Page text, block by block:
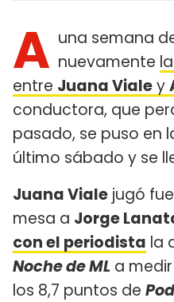
A una semana
nuevamente
entre Juana Vialey
conductora, que
pasado, se puso en
último sábado y se
Juana Viale jugó
mesa a Jorge
con el periodista la
Noche de ML a
los 8,7 puntos de